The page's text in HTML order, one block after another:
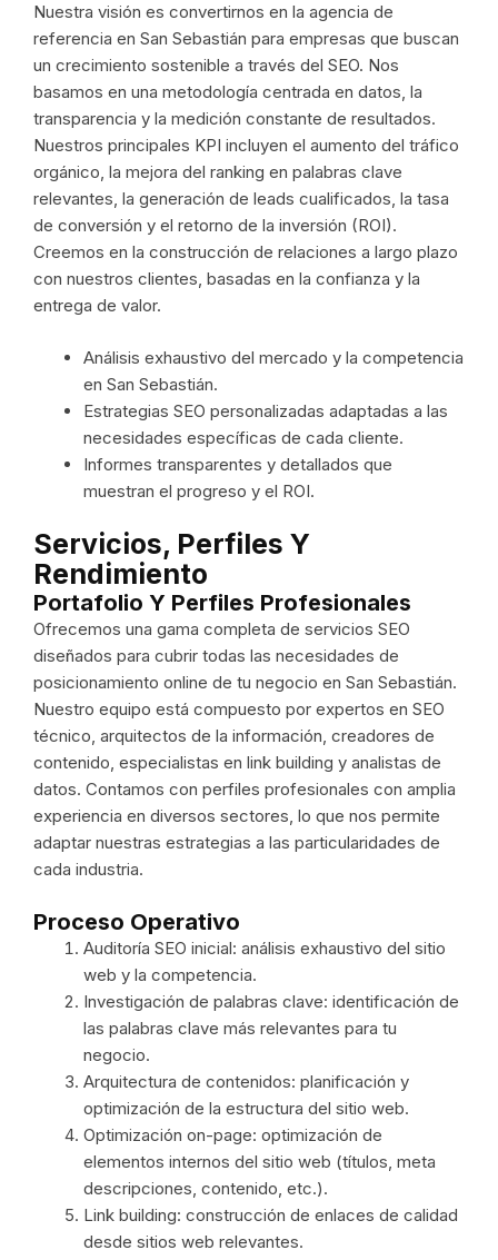
Nuestra visión es convertirnos en la agencia de
referencia en San Sebastián para empresas que buscan
un crecimiento sostenible a través del SEO. Nos
basamos en una metodología centrada en datos, la
transparencia y la medición constante de resultados.
Nuestros principales KPI incluyen el aumento del tráfico
orgánico, la mejora del ranking en palabras clave
relevantes, la generación de leads cualificados, la tasa
de conversión y el retorno de la inversión (ROI).
Creemos en la construcción de relaciones a largo plazo
con nuestros clientes, basadas en la confianza y la
entrega de valor.
Análisis exhaustivo del mercado y la competencia
en San Sebastián.
Estrategias SEO personalizadas adaptadas a las
necesidades específicas de cada cliente.
Informes transparentes y detallados que
muestran el progreso y el ROI.
Servicios, Perfiles Y
Rendimiento
Portafolio Y Perfiles Profesionales
Ofrecemos una gama completa de servicios SEO
diseñados para cubrir todas las necesidades de
posicionamiento online de tu negocio en San Sebastián.
Nuestro equipo está compuesto por expertos en SEO
técnico, arquitectos de la información, creadores de
contenido, especialistas en link building y analistas de
datos. Contamos con perfiles profesionales con amplia
experiencia en diversos sectores, lo que nos permite
adaptar nuestras estrategias a las particularidades de
cada industria.
Proceso Operativo
Auditoría SEO inicial: análisis exhaustivo del sitio
web y la competencia.
Investigación de palabras clave: identificación de
las palabras clave más relevantes para tu
negocio.
Arquitectura de contenidos: planificación y
optimización de la estructura del sitio web.
Optimización on-page: optimización de
elementos internos del sitio web (títulos, meta
descripciones, contenido, etc.).
Link building: construcción de enlaces de calidad
desde sitios web relevantes.